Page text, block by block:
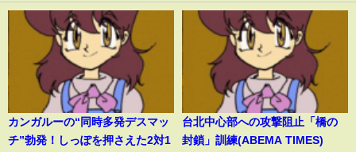
カンガルーの“同時多発デスマッ
チ”勃発！しっぽを押さえた2対1
台北中心部への攻撃阻止「橋の
封鎖」訓練(ABEMA TIMES)